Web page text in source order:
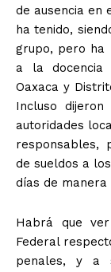
de ausencia en
ha tenido,
grupo, pero ha
a la docencia
Oaxaca y
Incluso
autoridades
responsables,
de sueldos a
días de manera
Habrá que
Federal
penales, y a